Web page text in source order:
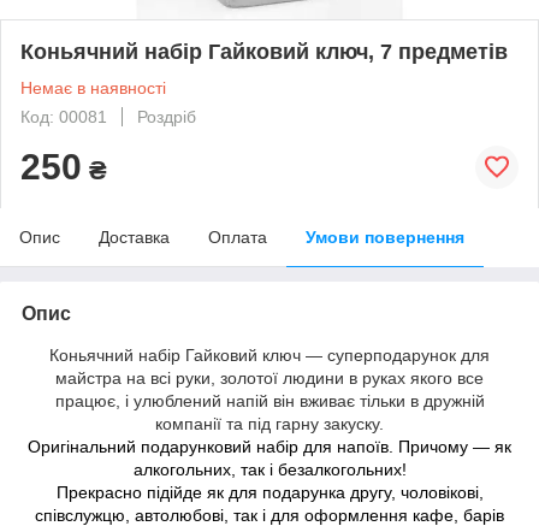
Коньячний набір Гайковий ключ, 7 предметів
Немає в наявності
Код: 00081
Роздріб
250 ₴
Опис Доставка Оплата Умови повернення
Опис
Коньячний набір Гайковий ключ — суперподарунок для
майстра на всі руки, золотої людини в руках якого все
працює, і улюблений напій він вживає тільки в дружній
компанії та під гарну закуску.
Оригінальний подарунковий набір для напоїв. Причому — як
алкогольних, так і безалкогольних!
Прекрасно підійде як для подарунка другу, чоловікові,
співслужцю, автолюбові, так і для оформлення кафе, барів